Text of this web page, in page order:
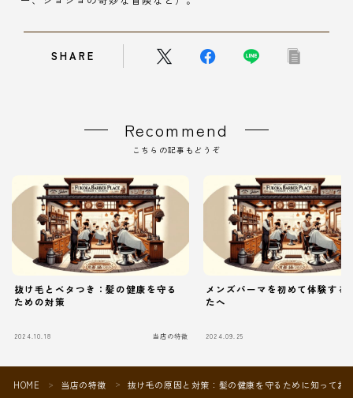
SHARE
Recommend
こちらの記事もどうぞ
抜け毛とベタつき：髪の健康を守る
ための対策
2024.10.18 当店の特徴
メンズパーマを初めて体験する
たへ
2024.09.25
HOME ＞ 当店の特徴 ＞ 抜け毛の原因と対策：髪の健康を守るために知ってお